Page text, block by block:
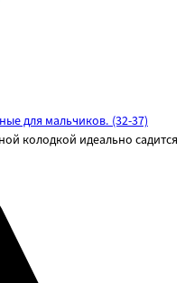
для мальчиков. (32-37)
колодкой идеально садится